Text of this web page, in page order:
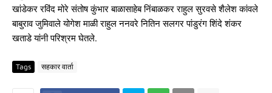
खांडेकर रविंद मोरे संतोष कुंभार बाळासाहेब निंबाळकर राहुल सुरवसे शैलेश कांवले
बाबुराव जुमिवाले योगेश माळी राहुल ननवरे नितिन सलगर पांडुरंग शिंदे शंकर
खताडे यांनी परिश्रम घेतले.
Tags सहकार वार्ता